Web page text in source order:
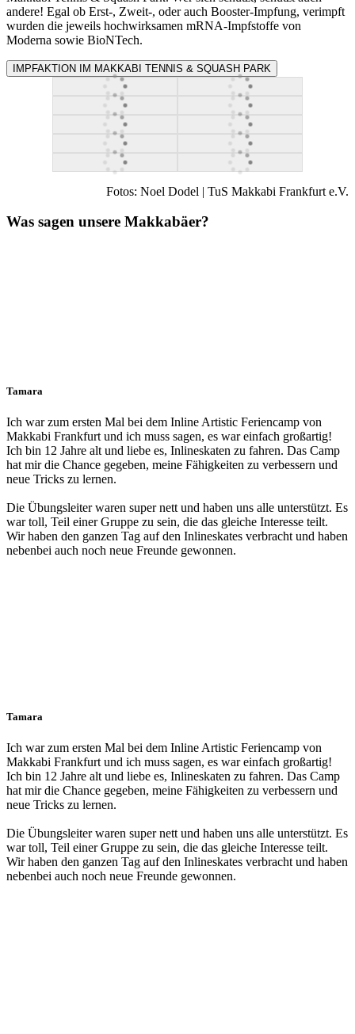
andere! Egal ob Erst-, Zweit-, oder auch Booster-Impfung, verimpft
wurden die jeweils hochwirksamen mRNA-Impfstoffe von
Moderna sowie BioNTech.
IMPFAKTION IM MAKKABI TENNIS & SQUASH PARK
Fotos: Noel Dodel | TuS Makkabi Frankfurt e.V.
Was sagen unsere Makkabäer?
Tamara
Ich war zum ersten Mal bei dem Inline Artistic Feriencamp von
Makkabi Frankfurt und ich muss sagen, es war einfach großartig!
Ich bin 12 Jahre alt und liebe es, Inlineskaten zu fahren. Das Camp
hat mir die Chance gegeben, meine Fähigkeiten zu verbessern und
neue Tricks zu lernen.
Die Übungsleiter waren super nett und haben uns alle unterstützt. Es
war toll, Teil einer Gruppe zu sein, die das gleiche Interesse teilt.
Wir haben den ganzen Tag auf den Inlineskates verbracht und haben
nebenbei auch noch neue Freunde gewonnen.
Tamara
Ich war zum ersten Mal bei dem Inline Artistic Feriencamp von
Makkabi Frankfurt und ich muss sagen, es war einfach großartig!
Ich bin 12 Jahre alt und liebe es, Inlineskaten zu fahren. Das Camp
hat mir die Chance gegeben, meine Fähigkeiten zu verbessern und
neue Tricks zu lernen.
Die Übungsleiter waren super nett und haben uns alle unterstützt. Es
war toll, Teil einer Gruppe zu sein, die das gleiche Interesse teilt.
Wir haben den ganzen Tag auf den Inlineskates verbracht und haben
nebenbei auch noch neue Freunde gewonnen.